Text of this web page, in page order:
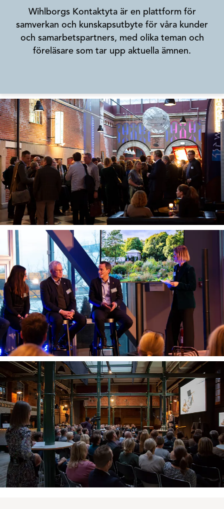
Wihlborgs Kontaktyta är en plattform för
samverkan och kunskapsutbyte för våra kunder
och samarbetspartners, med olika teman och
föreläsare som tar upp aktuella ämnen.